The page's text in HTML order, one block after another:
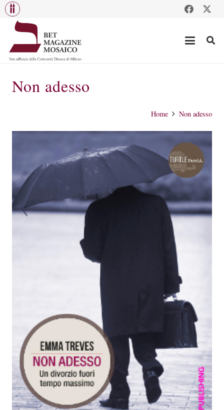
Non adesso
Home Non adesso